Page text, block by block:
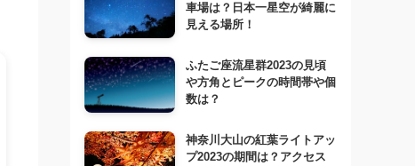
車場は？日本一星空が綺麗に
見える場所！
ふたご座流星群2023の見頃
や方角とピークの時間帯や個
数は？
神奈川大山の紅葉ライトアッ
プ2023の期間は？アクセス